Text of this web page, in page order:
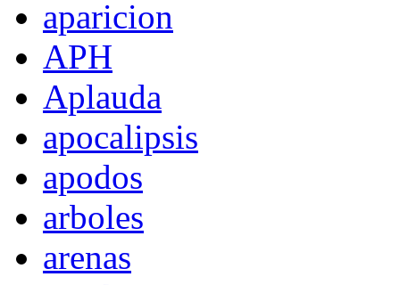
aparicion
APH
Aplauda
apocalipsis
apodos
arboles
arenas